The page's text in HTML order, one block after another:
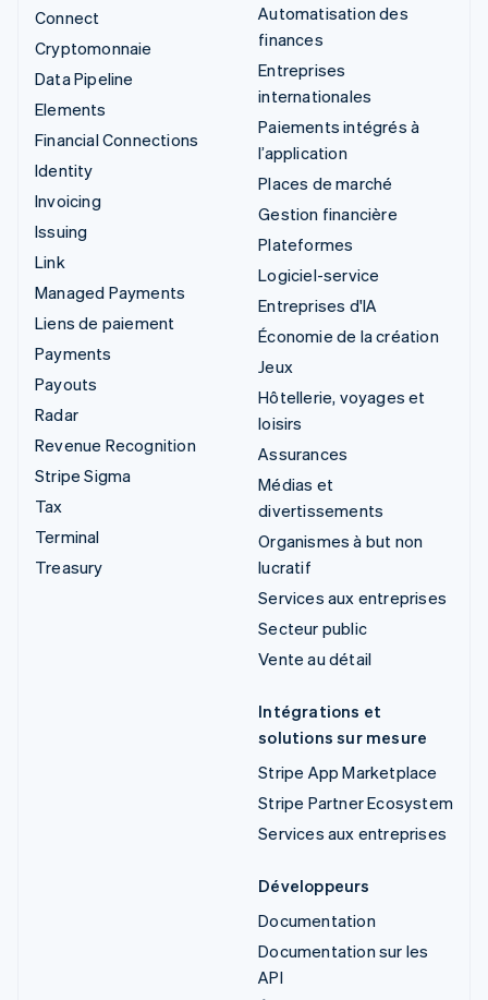
Connect
Cryptomonnaie
Data Pipeline
Elements
Financial Connections
Identity
Invoicing
Issuing
Link
Managed Payments
Liens de paiement
Payments
Payouts
Radar
Revenue Recognition
Stripe Sigma
Tax
Terminal
Treasury
Automatisation des
finances
Entreprises
internationales
Paiements intégrés à
l’application
Places de marché
Gestion financière
Plateformes
Logiciel-service
Entreprises d'IA
Économie de la création
Jeux
Hôtellerie, voyages et
loisirs
Assurances
Médias et
divertissements
Organismes à but non
lucratif
Services aux entreprises
Secteur public
Vente au détail
Intégrations et
solutions sur mesure
Stripe App Marketplace
Stripe Partner Ecosystem
Services aux entreprises
Développeurs
Documentation
Documentation sur les
API